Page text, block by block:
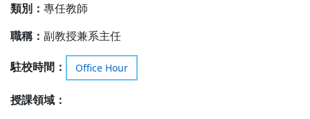
類別 ： 專任教師
職稱： 副教授兼系主任
駐校時間： Office Hour
授課領域 ：